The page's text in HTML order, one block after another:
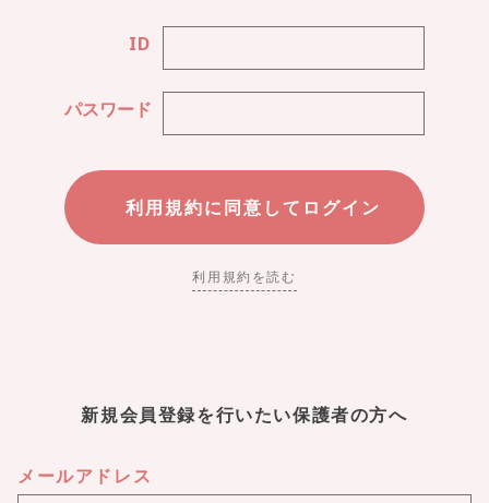
ID
パスワード
利用規約を読む
新規会員登録を行いたい保護者の方へ
メールアドレス